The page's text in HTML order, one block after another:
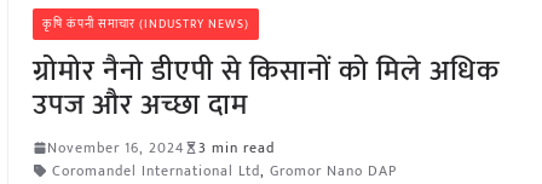
कृषि कंपनी समाचार (INDUSTRY NEWS)
ग्रोमोर नैनो डीएपी से किसानों को मिले अधिक
उपज और अच्छा दाम
November 16, 2024
3 min read
Coromandel International Ltd, Gromor Nano DAP